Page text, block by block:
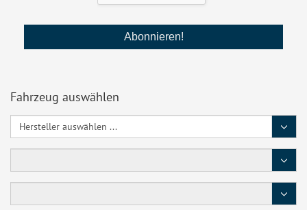
Fahrzeug auswählen
Hersteller
/